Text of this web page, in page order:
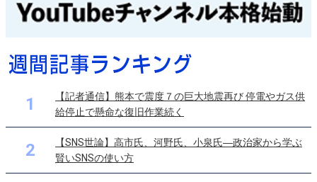
1
【記者通信】熊本で震度７の巨大地震再び 停電やガス供
給停止で懸命な復旧作業続く
2
【SNS世論】高市氏、河野氏、小泉氏―政治家から学ぶ
賢いSNSの使い方